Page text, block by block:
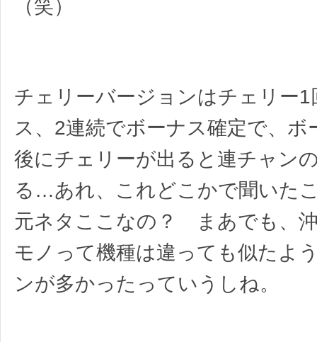
（笑）
チェリーバージョンはチェリー
ス、2連続でボーナス確定で、ボ
後にチェリーが出ると連チャン
る…あれ、これどこかで聞いた
元ネタここなの？ まあでも、
モノって機種は違っても似たよ
ンが多かったっていうしね。